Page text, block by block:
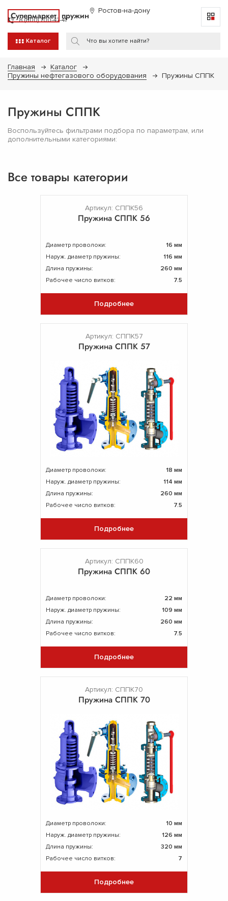
Супермаркет пружин Ростов-на-дону
8 (800) 700-47-41
Каталог
Главная
Каталог
Пружины нефтегазового оборудования
Пружины СППК
Пружины СППК
Воспользуйтесь фильтрами подбора по параметрам, или
дополнительными категориями:
Все товары категории
Артикул: СППК56
Пружина СППК 56
Диаметр проволоки:
16 мм
Наруж. диаметр пружины:
116 мм
Длина пружины:
260 мм
Рабочее число витков:
7.5
Подробнее
Артикул: СППК57
Пружина СППК 57
Диаметр проволоки:
18 мм
Наруж. диаметр пружины:
114 мм
Длина пружины:
260 мм
Рабочее число витков:
7.5
Подробнее
Артикул: СППК60
Пружина СППК 60
Диаметр проволоки:
22 мм
Наруж. диаметр пружины:
109 мм
Длина пружины:
260 мм
Рабочее число витков:
7.5
Подробнее
Артикул: СППК70
Пружина СППК 70
Диаметр проволоки:
10 мм
Наруж. диаметр пружины:
126 мм
Длина пружины:
320 мм
Рабочее число витков:
7
Подробнее